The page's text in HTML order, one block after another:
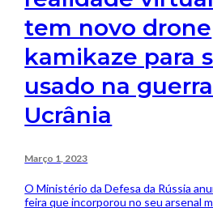
tem novo drone
kamikaze para
usado na
Ucrânia
Março 1, 2023
O Ministério da Defesa da Rússia
feira que incorporou no seu arsenal